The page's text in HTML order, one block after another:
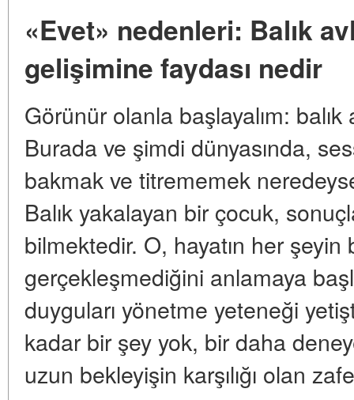
«Evet» nedenleri: Balık
gelişimine faydası nedir
Görünür olanla başlayalım:
Burada ve şimdi dünyasında,
bakmak ve titrememek
Balık yakalayan bir çocuk,
bilmektedir. O, hayatın her şeyin
gerçekleşmediğini anlamaya
duyguları yönetme yeteneği
kadar bir şey yok, bir daha
uzun bekleyişin karşılığı olan